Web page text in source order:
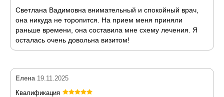
Светлана Вадимовна внимательный и спокойный врач,
она никуда не торопится. На прием меня приняли
раньше времени, она составила мне схему лечения. Я
осталась очень довольна визитом!
Елена 19.11.2025
Квалификация